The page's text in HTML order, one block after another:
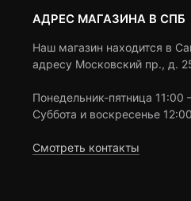
АДРЕС МАГАЗИНА В СПБ
Наш магазин находится в
адресу Московский пр., д.
Понедельник-пятница
Суббота и воскресенье
Смотреть контакты